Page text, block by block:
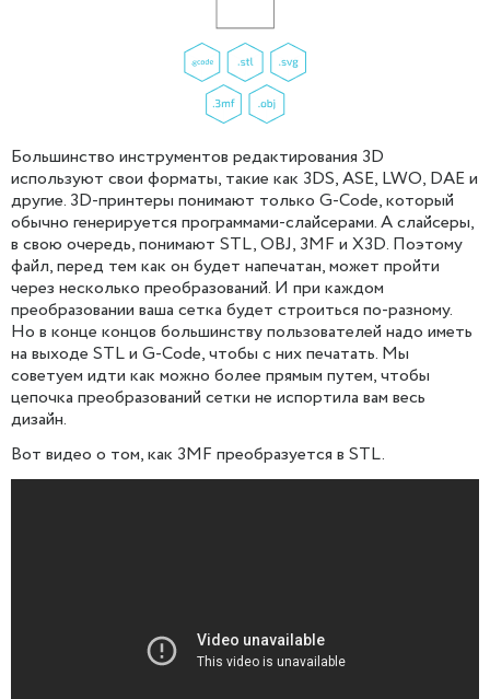
Большинство инструментов редактирования 3D
используют свои форматы, такие как 3DS, ASE, LWO, DAE и
другие. 3D-принтеры понимают только G-Code, который
обычно генерируется программами-слайсерами. А слайсеры,
в свою очередь, понимают STL, OBJ, 3MF и X3D. Поэтому
файл, перед тем как он будет напечатан, может пройти
через несколько преобразований. И при каждом
преобразовании ваша сетка будет строиться по-разному.
Но в конце концов большинству пользователей надо иметь
на выходе STL и G-Code, чтобы с них печатать. Мы
советуем идти как можно более прямым путем, чтобы
цепочка преобразований сетки не испортила вам весь
дизайн.
Вот видео о том, как 3MF преобразуется в STL.